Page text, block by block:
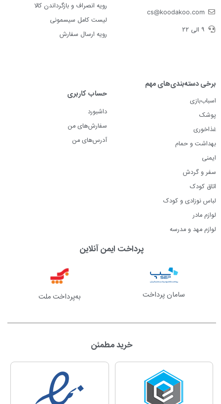
cs@koodakoo.com
۹ الی ۲۲
رویه انصراف و بازگرداندن کالا
لیست کامل سیسمونی
رویه ارسال سفارش
برخی دسته‌بندی‌های مهم
اسباب‌بازی
پوشک
غذاخوری
بهداشت و حمام
ایمنی
سفر و گردش
اتاق کودک
لباس نوزادی و کودک
لوازم مادر
لوازم مهد و مدرسه
حساب کاربری
داشبورد
سفارش‌های من
آدرس‌های من
پرداخت ایمن آنلاین
سامان پرداخت به‌پرداخت ملت
خرید مطمئن